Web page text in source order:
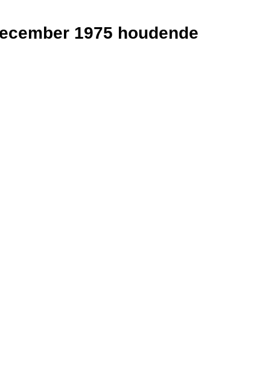
1975 houdende